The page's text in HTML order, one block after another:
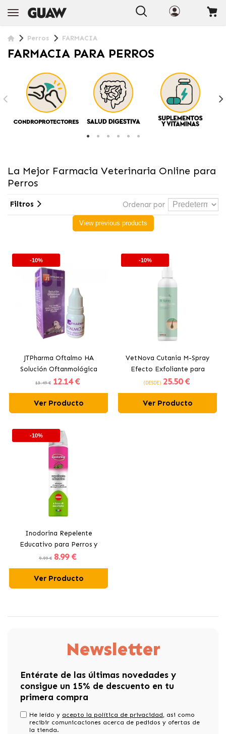
Perros FARMACIA
FARMACIA PARA PERROS
La Mejor Farmacia Veterinaria Online para
Perros
Ordenar por
Filtros
View previous products
-10%
JTPharma Oftalmo HA
Solución Oftanmológica
para Perros y Gatos
13.49 € 12.14 €
Ver Producto
-10%
VetNova Cutania M-Spray
Efecto Exfoliante para
Perros y Gatos
(DESDE) 25.50 €
Ver Producto
-10%
Inodorina Repelente
Educativo para Perros y
Gatos con Eucalipto
9.99 € 8.99 €
Ver Producto
Newsletter
Entérate de las últimas novedades y
consigue un 15% de descuento en tu
primera compra
He leído y acepto la política de privacidad, asi como
recibir comunicaciones acerca de pedidos y ofertas de
la tienda.